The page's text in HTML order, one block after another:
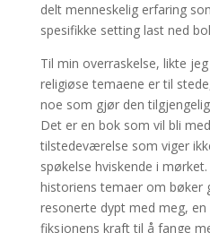
delt menneskelig erfaring
spesifikke setting last ned
Til min overraskelse, likte
religiøse temaene er til
noe som gjør den
Det er en bok som vil bli
tilstedeværelse som viger
spøkelse hviskende i
historiens temaer om bøker
resonerte dypt med meg,
fiksjonens kraft til å fange